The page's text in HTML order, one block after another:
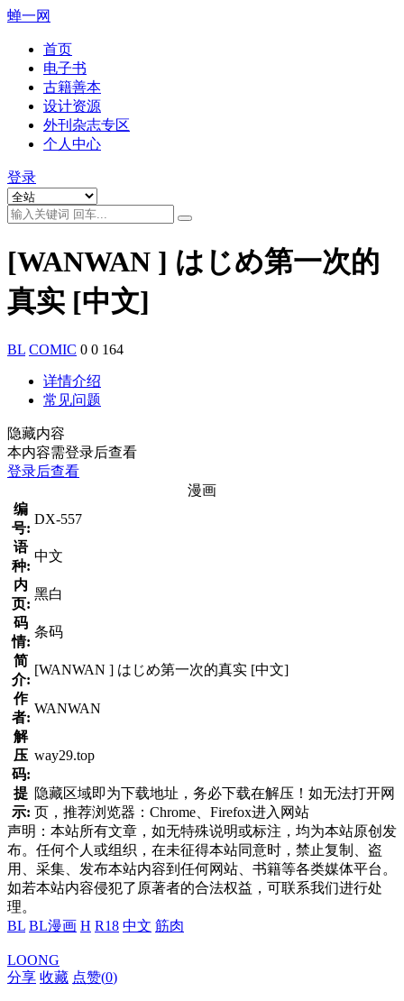
蝉一网
首页
电子书
古籍善本
设计资源
外刊杂志专区
个人中心
登录
[WANWAN ] はじめ第一次的
真实 [中文]
BL COMIC 0 0 164
详情介绍
常见问题
隐藏内容
本内容需登录后查看
登录后查看
漫画
编
号:
DX-557
语
种:
中文
内
页:
黑白
码
情:
条码
简
介:
[WANWAN ] はじめ第一次的真实 [中文]
作
者:
WANWAN
解
压
码:
way29.top
提
示:
隐藏区域即为下载地址，务必下载在解压！如无法打开网
页，推荐浏览器：Chrome、Firefox进入网站
声明：本站所有文章，如无特殊说明或标注，均为本站原创发
布。任何个人或组织，在未征得本站同意时，禁止复制、盗
用、采集、发布本站内容到任何网站、书籍等各类媒体平台。
如若本站内容侵犯了原著者的合法权益，可联系我们进行处
理。
BL BL漫画 H R18 中文 筋肉
LOONG
分享 收藏 点赞(0)